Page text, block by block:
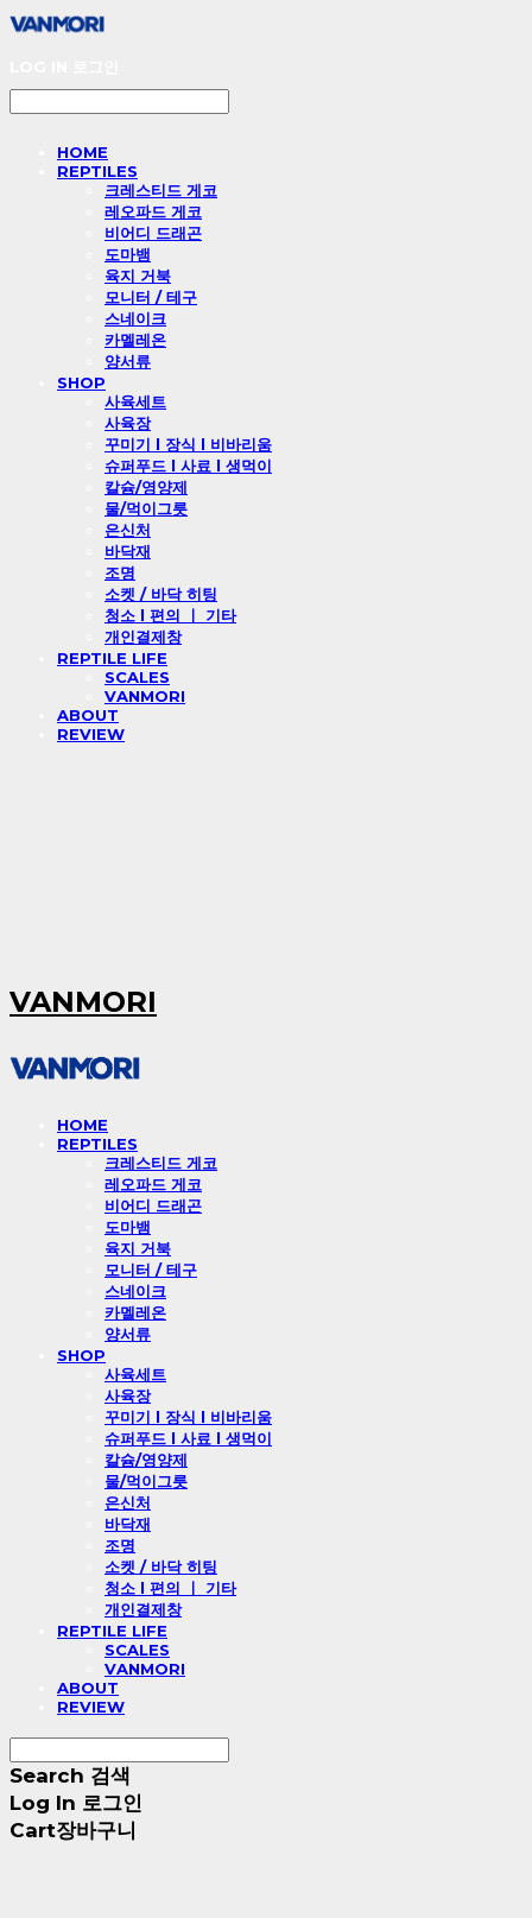
HOME
REPTILES
크레스티드 게코
레오파드 게코
비어디 드래곤
도마뱀
육지 거북
모니터 / 테구
스네이크
카멜레온
양서류
SHOP
사육세트
사육장
꾸미기 l 장식 l 비바리움
슈퍼푸드 l 사료 l 생먹이
칼슘/영양제
물/먹이그릇
은신처
바닥재
조명
소켓 / 바닥 히팅
청소 l 편의 ㅣ 기타
개인결제창
REPTILE LIFE
SCALES
VANMORI
ABOUT
REVIEW
VANMORI
HOME
REPTILES
크레스티드 게코
레오파드 게코
비어디 드래곤
도마뱀
육지 거북
모니터 / 테구
스네이크
카멜레온
양서류
SHOP
사육세트
사육장
꾸미기 l 장식 l 비바리움
슈퍼푸드 l 사료 l 생먹이
칼슘/영양제
물/먹이그릇
은신처
바닥재
조명
소켓 / 바닥 히팅
청소 l 편의 ㅣ 기타
개인결제창
REPTILE LIFE
SCALES
VANMORI
ABOUT
REVIEW
Search 검색
Log In 로그인
Cart장바구니